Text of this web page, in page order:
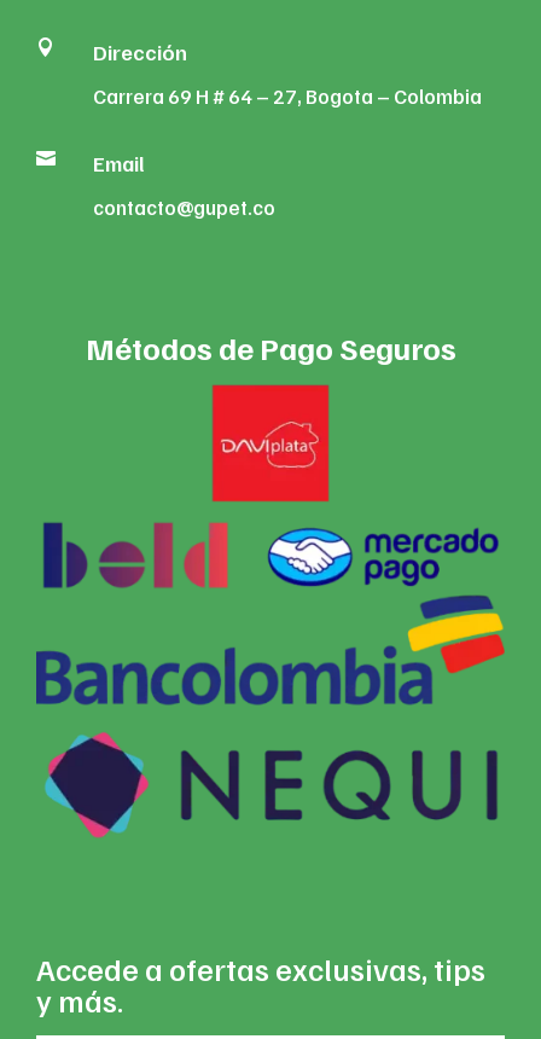
 Dirección
Carrera 69 H # 64 – 27, Bogota – Colombia
 Email
contacto@gupet.co
Métodos de Pago Seguros
Accede a ofertas exclusivas, tips
y más.